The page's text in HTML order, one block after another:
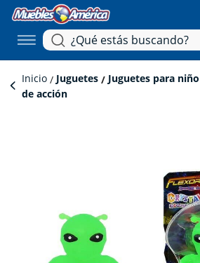
Inicio Juguetes Juguetes para niño
de acción